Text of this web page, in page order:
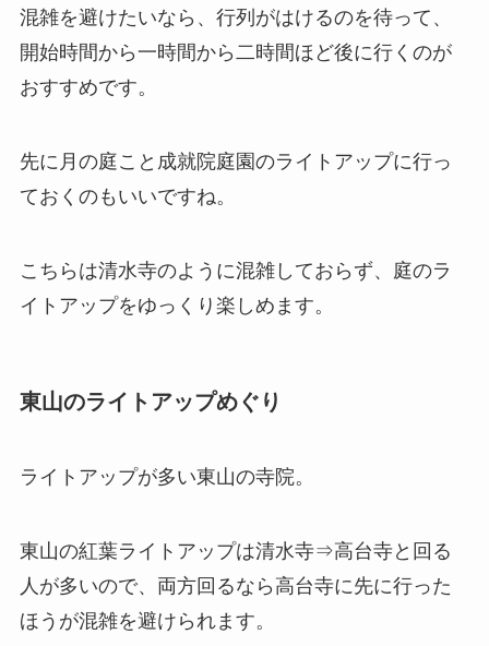
混雑を避けたいなら、行列がはけるのを待って、
開始時間から一時間から二時間ほど後に行くのが
おすすめです。
先に月の庭こと成就院庭園のライトアップに行っ
ておくのもいいですね。
こちらは清水寺のように混雑しておらず、庭のラ
イトアップをゆっくり楽しめます。
東山のライトアップめぐり
ライトアップが多い東山の寺院。
東山の紅葉ライトアップは清水寺⇒高台寺と回る
人が多いので、両方回るなら高台寺に先に行った
ほうが混雑を避けられます。